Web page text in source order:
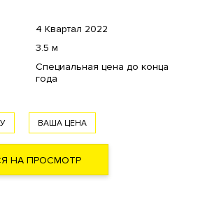
4 Квартал 2022
3.5 м
Специальная цена до конца
года
ВАША ЦЕНА
НА ПРОСМОТР